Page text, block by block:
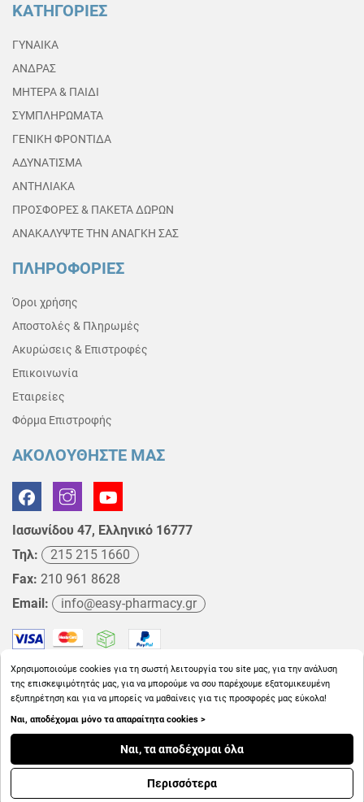
ΚΑΤΗΓΟΡΙΕΣ
ΓΥΝΑΙΚΑ
ΑΝΔΡΑΣ
ΜΗΤΕΡΑ & ΠΑΙΔΙ
ΣΥΜΠΛΗΡΩΜΑΤΑ
ΓΕΝΙΚΗ ΦΡΟΝΤΙΔΑ
ΑΔΥΝΑΤΙΣΜΑ
ΑΝΤΗΛΙΑΚΑ
ΠΡΟΣΦΟΡΕΣ & ΠΑΚΕΤΑ ΔΩΡΩΝ
ΑΝΑΚΑΛΥΨΤΕ ΤΗΝ ΑΝΑΓΚΗ ΣΑΣ
ΠΛΗΡΟΦΟΡΙΕΣ
Όροι χρήσης
Αποστολές & Πληρωμές
Ακυρώσεις & Επιστροφές
Επικοινωνία
Εταιρείες
Φόρμα Επιστροφής
ΑΚΟΛΟΥΘΗΣΤΕ ΜΑΣ
Ιασωνίδου 47, Ελληνικό 16777
Τηλ:
215 215 1660
Fax: 210 961 8628
Email:
info@easy-pharmacy.gr
Copyright © 2026EasyPharmacy.gr
Χρησιμοποιούμε cookies για τη σωστή λειτουργία του site μας, για την ανάλυση
της επισκεψιμότητάς μας, για να μπορούμε να σου παρέχουμε εξατομικευμένη
εξυπηρέτηση και για να μπορείς να μαθαίνεις για τις προσφορές μας εύκολα!
Ναι, αποδέχομαι μόνο τα απαραίτητα cookies >
Ναι, τα αποδέχομαι όλα
Περισσότερα